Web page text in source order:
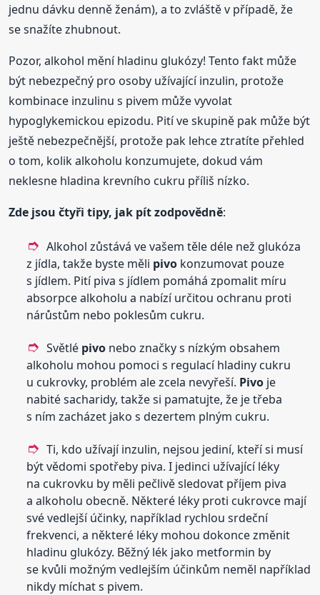
jednu dávku denně ženám), a to zvláště v případě, že
se snažíte zhubnout.
Pozor, alkohol mění hladinu glukózy! Tento fakt může
být nebezpečný pro osoby užívající inzulin, protože
kombinace inzulinu s pivem může vyvolat
hypoglykemickou epizodu. Pití ve skupině pak může být
ještě nebezpečnější, protože pak lehce ztratíte přehled
o tom, kolik alkoholu konzumujete, dokud vám
neklesne hladina krevního cukru příliš nízko.
Zde jsou čtyři tipy, jak pít zodpovědně:
Alkohol zůstává ve vašem těle déle než glukóza
z jídla, takže byste měli pivo konzumovat pouze
s jídlem. Pití piva s jídlem pomáhá zpomalit míru
absorpce alkoholu a nabízí určitou ochranu proti
nárůstům nebo poklesům cukru.
Světlé pivo nebo značky s nízkým obsahem
alkoholu mohou pomoci s regulací hladiny cukru
u cukrovky, problém ale zcela nevyřeší. Pivo je
nabité sacharidy, takže si pamatujte, že je třeba
s ním zacházet jako s dezertem plným cukru.
Ti, kdo užívají inzulin, nejsou jediní, kteří si musí
být vědomi spotřeby piva. I jedinci užívající léky
na cukrovku by měli pečlivě sledovat příjem piva
a alkoholu obecně. Některé léky proti cukrovce mají
své vedlejší účinky, například rychlou srdeční
frekvenci, a některé léky mohou dokonce změnit
hladinu glukózy. Běžný lék jako metformin by
se kvůli možným vedlejším účinkům neměl například
nikdy míchat s pivem.